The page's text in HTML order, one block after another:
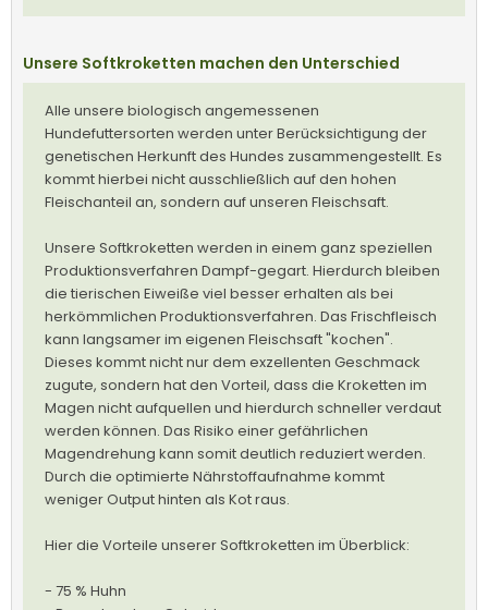
Unsere Softkroketten machen den Unterschied
Alle unsere biologisch angemessenen
Hundefuttersorten werden unter Berücksichtigung der
genetischen Herkunft des Hundes zusammengestellt. Es
kommt hierbei nicht ausschließlich auf den hohen
Fleischanteil an, sondern auf unseren Fleischsaft.
Unsere Softkroketten werden in einem ganz speziellen
Produktionsverfahren Dampf-gegart. Hierdurch bleiben
die tierischen Eiweiße viel besser erhalten als bei
herkömmlichen Produktionsverfahren. Das Frischfleisch
kann langsamer im eigenen Fleischsaft "kochen".
Dieses kommt nicht nur dem exzellenten Geschmack
zugute, sondern hat den Vorteil, dass die Kroketten im
Magen nicht aufquellen und hierdurch schneller verdaut
werden können. Das Risiko einer gefährlichen
Magendrehung kann somit deutlich reduziert werden.
Durch die optimierte Nährstoffaufnahme kommt
weniger Output hinten als Kot raus.
Hier die Vorteile unserer Softkroketten im Überblick:
- 75 % Huhn